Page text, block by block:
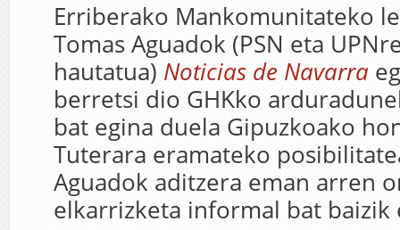
Erriberako Mankomunitateko
Tomas Aguadok (PSN eta
hautatua) Noticias de Navarra
berretsi dio GHKko
bat egina duela Gipuzkoako
Tuterara eramateko
Aguadok aditzera eman arren
elkarrizketa informal bat baizik